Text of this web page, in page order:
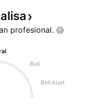
profesional.
Beli
Beli kuat